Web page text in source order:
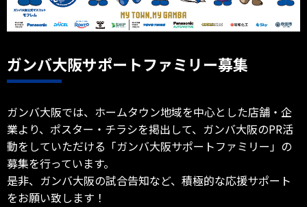
ガンバ大阪サポートファミリー募集
ガンバ大阪では、ホームタウン地域を中心とした店舗・企
業より、ポスター・チラシを掲出して、ガンバ大阪のPR活
動をしていただける「ガンバ大阪サポートファミリー」の
募集を行っています。
是非、ガンバ大阪の試合告知など、積極的な応援サポート
をお願い致します！